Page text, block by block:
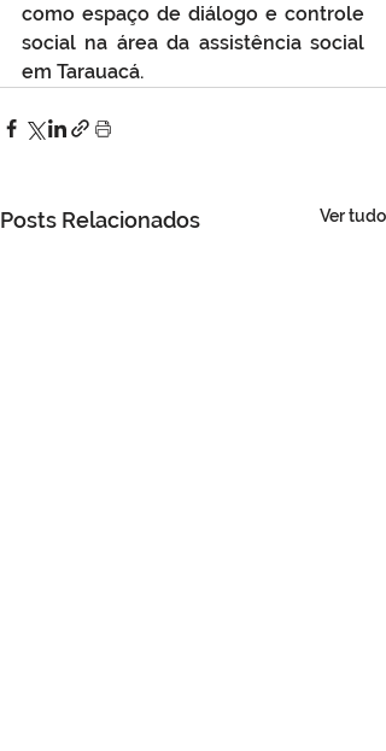
como espaço de diálogo e controle
social na área da assistência social
em Tarauacá.
Posts Relacionados Ver tudo